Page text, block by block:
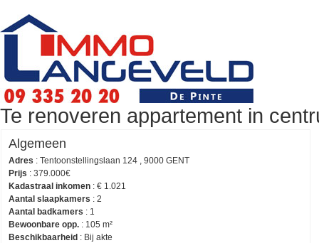
Te renoveren appartement in
Algemeen
Adres : Tentoonstellingslaan 124 , 9000 GENT
Prijs : 379.000€
Kadastraal inkomen : € 1.021
Aantal slaapkamers : 2
Aantal badkamers : 1
Bewoonbare opp. : 105 m²
Beschikbaarheid : Bij akte